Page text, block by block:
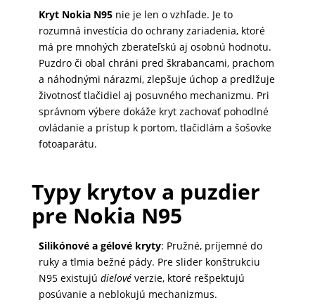
NOTEBOOK
GAMING
AUTOPRÍSLUŠENSTVO
SMART
DOMÁCNOSŤ
POPSOCKETY
Kryt Nokia N95nie je len o vzhľade. Je to
rozumná investícia do ochrany zariadenia, ktoré
má pre mnohých zberateľskú aj osobnú hodnotu.
Puzdro či obal chráni pred škrabancami, prachom
a náhodnými nárazmi, zlepšuje úchop a predlžuje
životnosť tlačidiel aj posuvného mechanizmu. Pri
správnom výbere dokáže kryt zachovať pohodlné
ovládanie a prístup k portom, tlačidlám a šošovke
fotoaparátu.
Typy krytov a puzdier
pre Nokia N95
Silikónové a gélové kryty: Pružné, príjemné do
ruky a tlmia bežné pády. Pre slider konštrukciu
N95 existujú dielovéverzie, ktoré rešpektujú
posúvanie a neblokujú mechanizmus.